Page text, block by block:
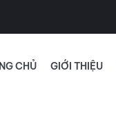
CHỦ GIỚI THIỆU